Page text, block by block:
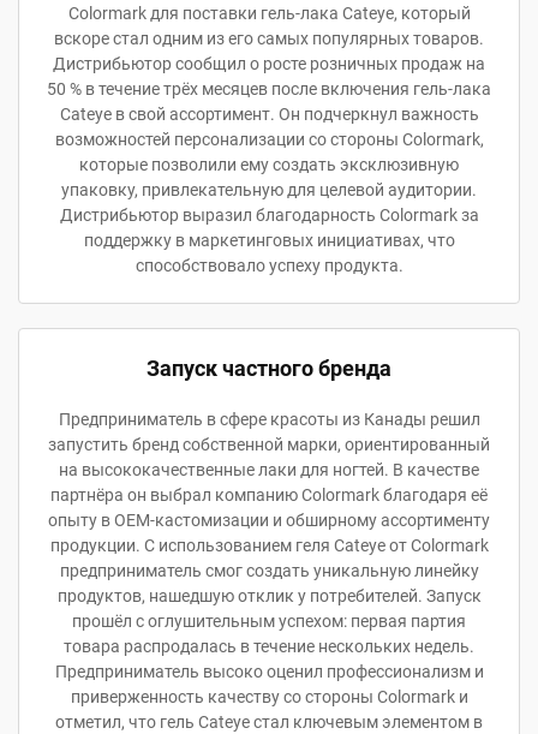
Colormark для поставки гель-лака Cateye, который
вскоре стал одним из его самых популярных товаров.
Дистрибьютор сообщил о росте розничных продаж на
50 % в течение трёх месяцев после включения гель-лака
Cateye в свой ассортимент. Он подчеркнул важность
возможностей персонализации со стороны Colormark,
которые позволили ему создать эксклюзивную
упаковку, привлекательную для целевой аудитории.
Дистрибьютор выразил благодарность Colormark за
поддержку в маркетинговых инициативах, что
способствовало успеху продукта.
Запуск частного бренда
Предприниматель в сфере красоты из Канады решил
запустить бренд собственной марки, ориентированный
на высококачественные лаки для ногтей. В качестве
партнёра он выбрал компанию Colormark благодаря её
опыту в OEM-кастомизации и обширному ассортименту
продукции. С использованием геля Cateye от Colormark
предприниматель смог создать уникальную линейку
продуктов, нашедшую отклик у потребителей. Запуск
прошёл с оглушительным успехом: первая партия
товара распродалась в течение нескольких недель.
Предприниматель высоко оценил профессионализм и
приверженность качеству со стороны Colormark и
отметил, что гель Cateye стал ключевым элементом в